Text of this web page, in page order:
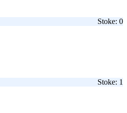
Stoke: 0
Stoke: 1